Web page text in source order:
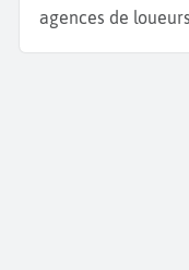
agences de